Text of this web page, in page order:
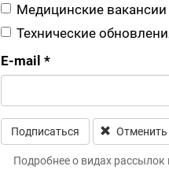
Медицинские
Технические
E-mail *
Подписаться Отменить
Leave this field blank
Подробнее о видах рассылок